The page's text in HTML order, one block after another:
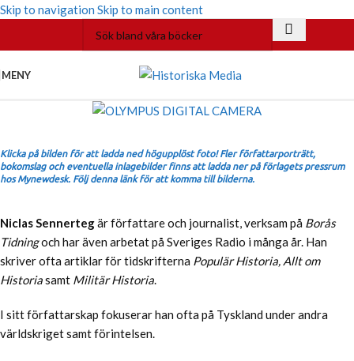
Skip to navigation Skip to main content
MENY
Klicka på bilden för att ladda ned högupplöst foto! Fler författarporträtt,
bokomslag och eventuella inlagebilder finns att ladda ner på förlagets pressrum
hos Mynewdesk. Följ denna länk för att komma till bilderna.
Niclas Sennertegär författare och journalist, verksam på Borås
Tidningoch har även arbetat på Sveriges Radio i många år. Han
skriver ofta artiklar för tidskrifterna Populär Historia, Allt om
Historiasamt Militär Historia.
I sitt författarskap fokuserar han ofta på Tyskland under andra
världskriget samt förintelsen.